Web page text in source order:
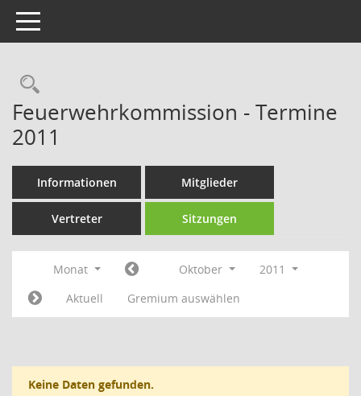
Toggle navigation
Rechercheauswahl
Feuerwehrkommission - Termine
2011
Informationen Mitglieder
Vertreter Sitzungen
Monat Oktober
2011
Aktuell
Gremium auswählen
Keine Daten gefunden.